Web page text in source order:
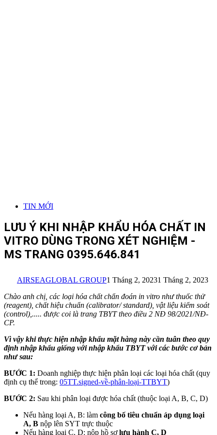
TIN MỚI
LƯU Ý KHI NHẬP KHẨU HÓA CHẤT IN
VITRO DÙNG TRONG XÉT NGHIỆM -
MS TRANG 0395.646.841
AIRSEAGLOBAL GROUP1 Tháng 2, 20231 Tháng 2, 2023
Chào anh chị, các loại hóa chất chẩn đoán in vitro như thuốc thử
(reagent), chất hiệu chuẩn (calibrator/ standard), vật liệu kiểm soát
(control),..... được coi là trang TBYT theo điều 2 NĐ 98/2021/NĐ-
CP.
Vì vậy khi thực hiện nhập khẩu mặt hàng này cần tuân theo quy
định nhập khẩu giống với nhập khẩu TBYT với các bước cơ bản
như sau:
BƯỚC 1: Doanh nghiệp thực hiện phân loại các loại hóa chất (quy
định cụ thể trong: 05TT.signed-về-phân-loại-TTBYT)
BƯỚC 2: Sau khi phân loại được hóa chất (thuộc loại A, B, C, D)
Nếu hàng loại A, B: làm công bố tiêu chuẩn áp dụng loại
A, B nộp lên SYT trực thuộc
Nếu hàng loại C, D: nộp hồ sơlưu hành C, D